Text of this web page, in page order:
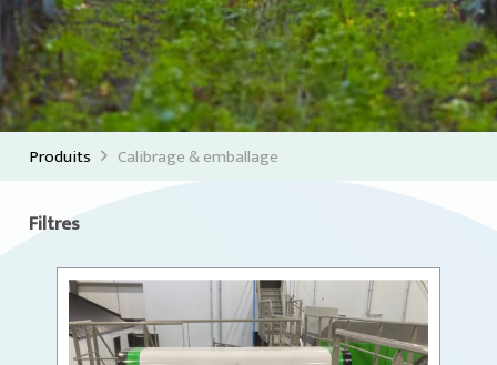
Produits Calibrage & emballage
Filtres